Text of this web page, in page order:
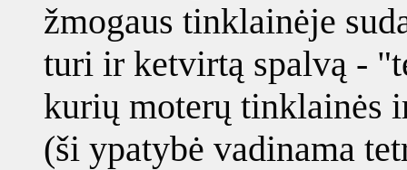
žmogaus tinklainėje
turi ir ketvirtą spalvą -
kurių moterų tinklainės
(ši ypatybė vadinama